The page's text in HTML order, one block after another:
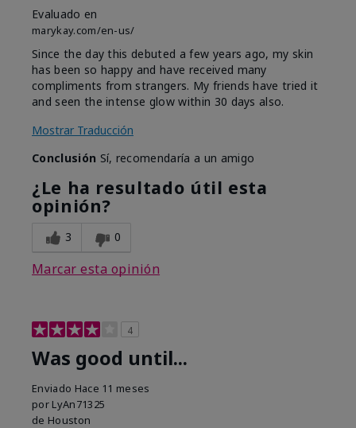
Evaluado en
marykay.com/en-us/
Since the day this debuted a few years ago, my skin
has been so happy and have received many
compliments from strangers. My friends have tried it
and seen the intense glow within 30 days also.
Mostrar Traducción
Conclusión Sí, recomendaría a un amigo
¿Le ha resultado útil esta
opinión?
3 0
Marcar esta opinión
4
Was good until...
Enviado Hace 11 meses
por LyAn71325
de Houston